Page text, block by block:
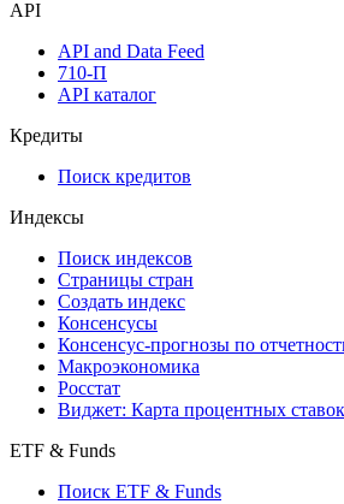
Мобильное приложение Cbonds
API
API and Data Feed
API каталог
Кредиты
Поиск кредитов
Индексы
Поиск индексов
Страницы стран
Создать индекс
Консенсусы
Консенсус-прогнозы по отчетности
Макроэкономика
Виджет: Карта процентных ставок